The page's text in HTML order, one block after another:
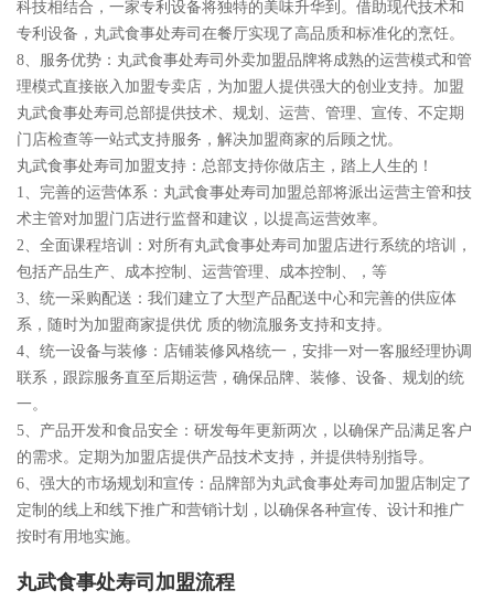
科技相结合，一家专利设备将独特的美味升华到。借助现代技术和
专利设备，丸武食事处寿司在餐厅实现了高品质和标准化的烹饪。
8、服务优势：丸武食事处寿司外卖加盟品牌将成熟的运营模式和管
理模式直接嵌入加盟专卖店，为加盟人提供强大的创业支持。加盟
丸武食事处寿司总部提供技术、规划、运营、管理、宣传、不定期
门店检查等一站式支持服务，解决加盟商家的后顾之忧。
丸武食事处寿司加盟支持：总部支持你做店主，踏上人生的！
1、完善的运营体系：丸武食事处寿司加盟总部将派出运营主管和技
术主管对加盟门店进行监督和建议，以提高运营效率。
2、全面课程培训：对所有丸武食事处寿司加盟店进行系统的培训，
包括产品生产、成本控制、运营管理、成本控制、，等
3、统一采购配送：我们建立了大型产品配送中心和完善的供应体
系，随时为加盟商家提供优 质的物流服务支持和支持。
4、统一设备与装修：店铺装修风格统一，安排一对一客服经理协调
联系，跟踪服务直至后期运营，确保品牌、装修、设备、规划的统
一。
5、产品开发和食品安全：研发每年更新两次，以确保产品满足客户
的需求。定期为加盟店提供产品技术支持，并提供特别指导。
6、强大的市场规划和宣传：品牌部为丸武食事处寿司加盟店制定了
定制的线上和线下推广和营销计划，以确保各种宣传、设计和推广
按时有用地实施。
丸武食事处寿司加盟流程